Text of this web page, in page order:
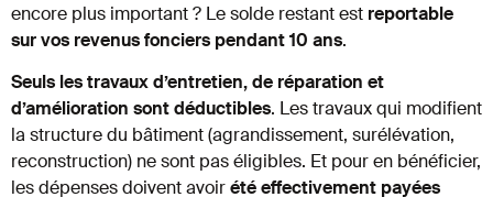
encore plus important ? Le solde restant est reportable
sur vos revenus fonciers pendant 10 ans.
Seuls les travaux d’entretien, de réparation et
d’amélioration sont déductibles. Les travaux qui modifient
la structure du bâtiment (agrandissement, surélévation,
reconstruction) ne sont pas éligibles. Et pour en bénéficier,
les dépenses doivent avoirété effectivement payées